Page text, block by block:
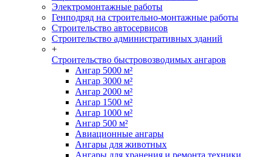
Электромонтажные работы
Генподряд на строительно-монтажные работы
Строительство автосервисов
Строительство административных зданий
+
Строительство быстровозводимых ангаров
Ангар 5000 м²
Ангар 3000 м²
Ангар 2000 м²
Ангар 1500 м²
Ангар 1000 м²
Ангар 500 м²
Авиационные ангары
Ангары для животных
Ангары для хранения и ремонта техники